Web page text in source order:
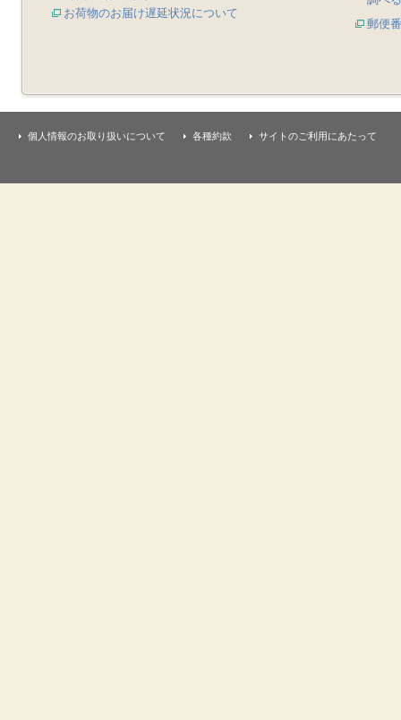
お荷物のお届け遅延状況について
郵便
個人情報のお取り扱いについて 各種約款 サイトのご利用にあたって